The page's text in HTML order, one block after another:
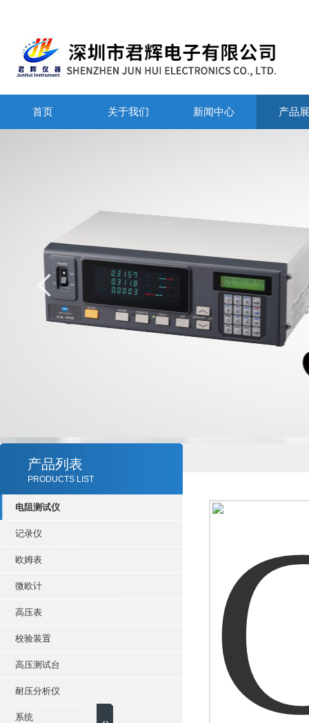
首页 关于我们 新闻中心 产品
产品列表
PRODUCTS LIST
电阻测试仪
记录仪
欧姆表
微欧计
高压表
校验装置
高压测试台
耐压分析仪
系统